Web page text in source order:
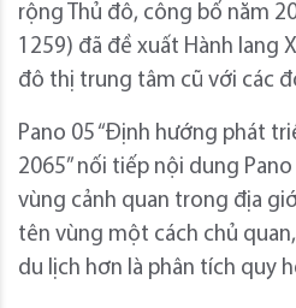
rộng Thủ đô, công bố năm
1259) đã đề xuất Hành lang
đô thị trung tâm cũ với các
Pano 05 “Định hướng phát
2065” nối tiếp nội dung
vùng cảnh quan trong địa
tên vùng một cách chủ
du lịch hơn là phân tích quy